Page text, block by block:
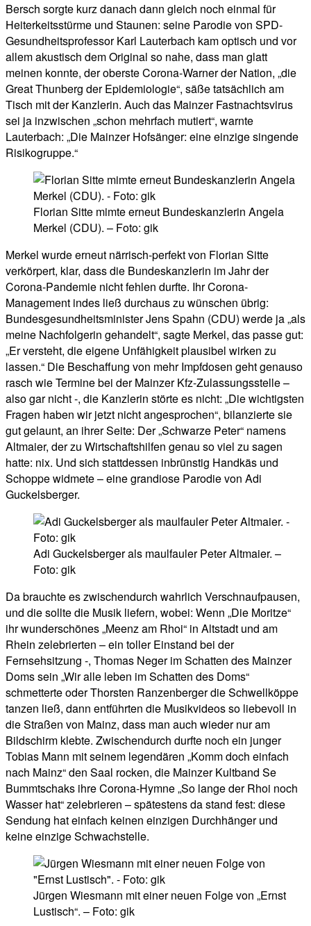
Bersch sorgte kurz danach dann gleich noch einmal für
Heiterkeitsstürme und Staunen: seine Parodie von SPD-
Gesundheitsprofessor Karl Lauterbach kam optisch und vor
allem akustisch dem Original so nahe, dass man glatt
meinen konnte, der oberste Corona-Warner der Nation, „die
Great Thunberg der Epidemiologie“, säße tatsächlich am
Tisch mit der Kanzlerin. Auch das Mainzer Fastnachtsvirus
sei ja inzwischen „schon mehrfach mutiert“, warnte
Lauterbach: „Die Mainzer Hofsänger: eine einzige singende
Risikogruppe.“
Florian Sitte mimte erneut Bundeskanzlerin Angela
Merkel (CDU). – Foto: gik
Merkel wurde erneut närrisch-perfekt von Florian Sitte
verkörpert, klar, dass die Bundeskanzlerin im Jahr der
Corona-Pandemie nicht fehlen durfte. Ihr Corona-
Management indes ließ durchaus zu wünschen übrig:
Bundesgesundheitsminister Jens Spahn (CDU) werde ja „als
meine Nachfolgerin gehandelt“, sagte Merkel, das passe gut:
„Er versteht, die eigene Unfähigkeit plausibel wirken zu
lassen.“ Die Beschaffung von mehr Impfdosen geht genauso
rasch wie Termine bei der Mainzer Kfz-Zulassungsstelle –
also gar nicht -, die Kanzlerin störte es nicht: „Die wichtigsten
Fragen haben wir jetzt nicht angesprochen“, bilanzierte sie
gut gelaunt, an ihrer Seite: Der „Schwarze Peter“ namens
Altmaier, der zu Wirtschaftshilfen genau so viel zu sagen
hatte: nix. Und sich stattdessen inbrünstig Handkäs und
Schoppe widmete – eine grandiose Parodie von Adi
Guckelsberger.
Adi Guckelsberger als maulfauler Peter Altmaier. –
Foto: gik
Da brauchte es zwischendurch wahrlich Verschnaufpausen,
und die sollte die Musik liefern, wobei: Wenn „Die Moritze“
ihr wunderschönes „Meenz am Rhoi“ in Altstadt und am
Rhein zelebrierten – ein toller Einstand bei der
Fernsehsitzung -, Thomas Neger im Schatten des Mainzer
Doms sein „Wir alle leben im Schatten des Doms“
schmetterte oder Thorsten Ranzenberger die Schwellköppe
tanzen ließ, dann entführten die Musikvideos so liebevoll in
die Straßen von Mainz, dass man auch wieder nur am
Bildschirm klebte. Zwischendurch durfte noch ein junger
Tobias Mann mit seinem legendären „Komm doch einfach
nach Mainz“ den Saal rocken, die Mainzer Kultband Se
Bummtschaks ihre Corona-Hymne „So lange der Rhoi noch
Wasser hat“ zelebrieren – spätestens da stand fest: diese
Sendung hat einfach keinen einzigen Durchhänger und
keine einzige Schwachstelle.
Jürgen Wiesmann mit einer neuen Folge von „Ernst
Lustisch“. – Foto: gik